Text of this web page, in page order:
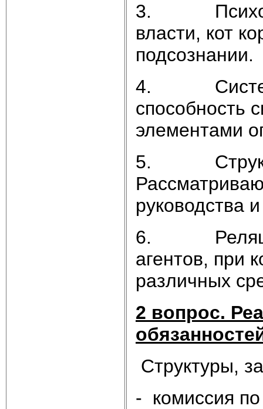
3.
власти, кот
подсознании.
4.
способность
элементами
5.
руководства
6.
агентов, при
различных
2 вопрос.
Структуры,
- комиссия